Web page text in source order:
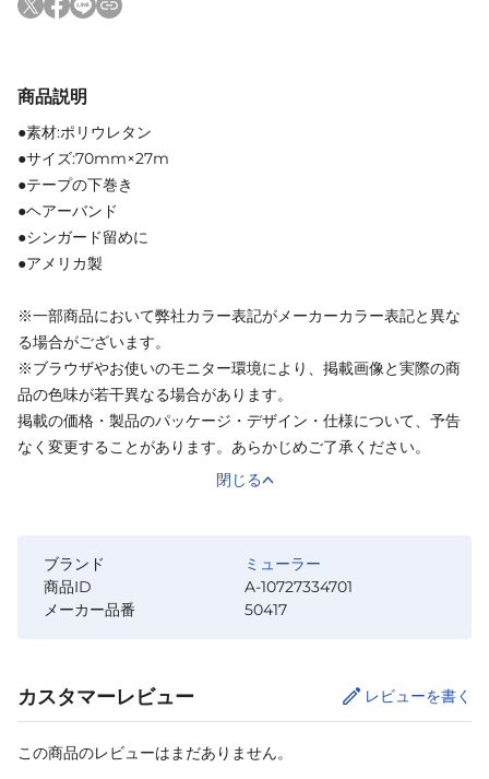
商品説明
●素材:ポリウレタン
●サイズ:70mm×27m
●テープの下巻き
●ヘアーバンド
●シンガード留めに
●アメリカ製
※一部商品において弊社カラー表記がメーカーカラー表記と異な
る場合がございます。
※ブラウザやお使いのモニター環境により、掲載画像と実際の商
品の色味が若干異なる場合があります。
掲載の価格・製品のパッケージ・デザイン・仕様について、予告
なく変更することがあります。あらかじめご了承ください。
閉じる
ブランド
ミューラー
商品ID
A-10727334701
メーカー品番
50417
カスタマーレビュー レビューを書く
この商品のレビューはまだありません。